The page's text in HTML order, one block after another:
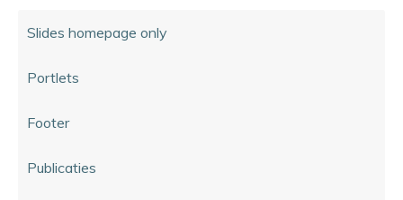
Slides homepage only
Portlets
Footer
Publicaties